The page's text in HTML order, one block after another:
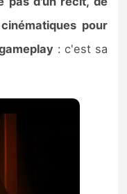
pour
: c'est sa